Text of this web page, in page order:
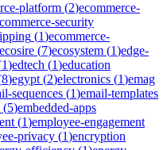
platform (2)ecommerce-
security
(1)ecommerce-
ecosire (7)ecosystem (1)edge-
1)edtech (1)education
8)egypt (2)electronics (1)emag
sequences (1)email-templates
(5)embedded-apps
(1)employee-engagement
privacy (1)encryption